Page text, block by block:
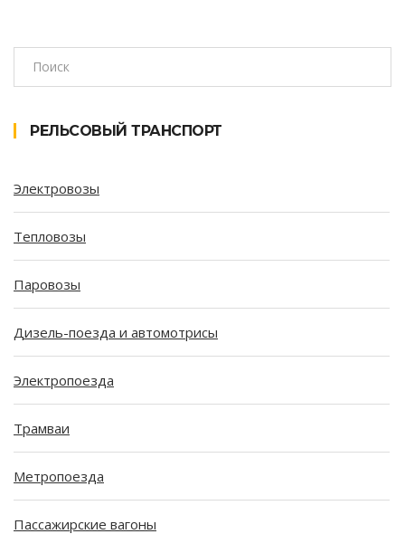
РЕЛЬСОВЫЙ ТРАНСПОРТ
Электровозы
Тепловозы
Паровозы
Дизель-поезда и автомотрисы
Электропоезда
Трамваи
Метропоезда
Пассажирские вагоны